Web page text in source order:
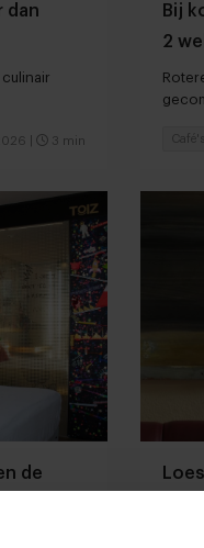
dan
3 min
Bij
2
de